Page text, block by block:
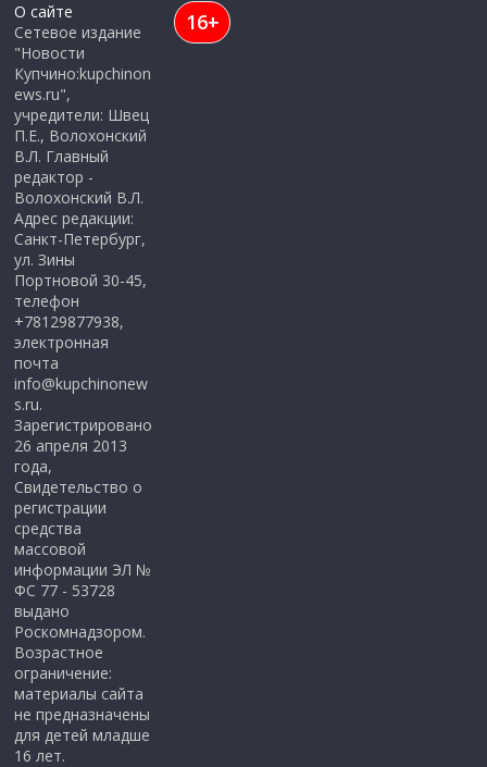
О сайте
Сетевое издание
"Новости
Купчино:kupchinon
ews.ru",
учредители: Швец
П.Е., Волохонский
В.Л. Главный
редактор -
Волохонский В.Л.
Адрес редакции:
Санкт-Петербург,
ул. Зины
Портновой 30-45,
телефон
+78129877938,
электронная
почта
info@kupchinonew
s.ru.
Зарегистрировано
26 апреля 2013
года,
Свидетельство о
регистрации
средства
массовой
информации ЭЛ №
ФС 77 - 53728
выдано
Роскомнадзором.
Возрастное
ограничение:
материалы сайта
не предназначены
для детей младше
16 лет.
16+